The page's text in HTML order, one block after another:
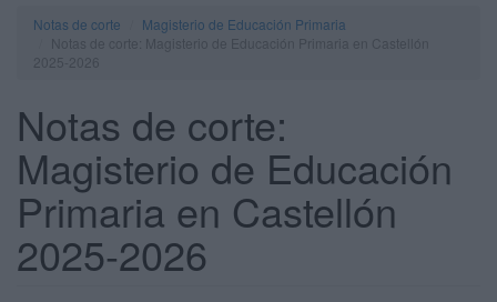
Notas de corte
Magisterio de Educación Primaria
Notas de corte:
Magisterio de Educación
Primaria en Castellón
2025-2026